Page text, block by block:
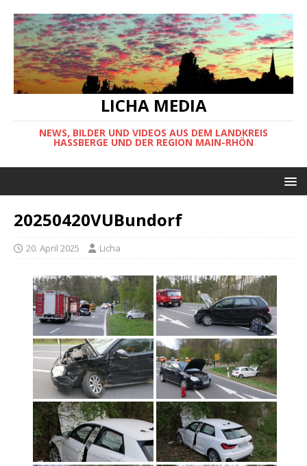
LICHA MEDIA
NEWS, BILDER UND VIDEOS AUS DEM LANDKREIS
HASSBERGE UND DER REGION MAIN-RHÖN
20250420VUBundorf
20. April 2025 Licha